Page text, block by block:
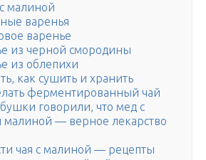
малиной
варенья
варенье
из черной смородины
из облепихи
как сушить и хранить
ферментированный чай
говорили, что мед с
малиной — верное лекарство
чая с малиной — рецепты